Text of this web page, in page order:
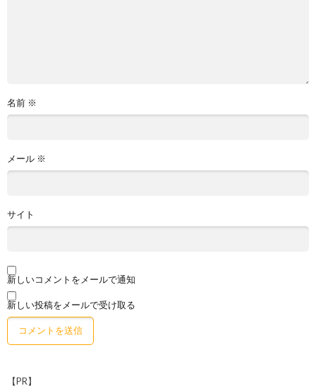
名前 ※
メール ※
サイト
新しいコメントをメールで通知
新しい投稿をメールで受け取る
【PR】